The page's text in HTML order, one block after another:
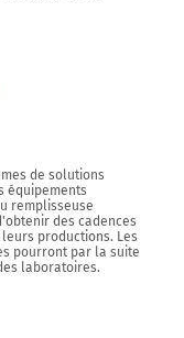
de solutions
équipements
remplisseuse
des cadences
productions. Les
pourront par la suite
laboratoires.